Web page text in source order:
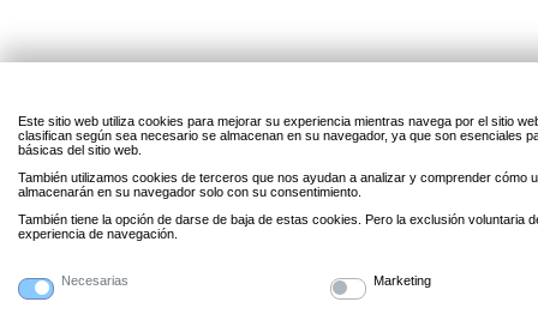
Este sitio web utiliza cookies para mejorar su experiencia mientras navega por el sitio
clasifican según sea necesario se almacenan en su navegador, ya que son esenciales
básicas del sitio web.
También utilizamos cookies de terceros que nos ayudan a analizar y comprender cómo
almacenarán en su navegador solo con su consentimiento.
También tiene la opción de darse de baja de estas cookies. Pero la exclusión voluntaria
experiencia de navegación.
Necesarias Marketing